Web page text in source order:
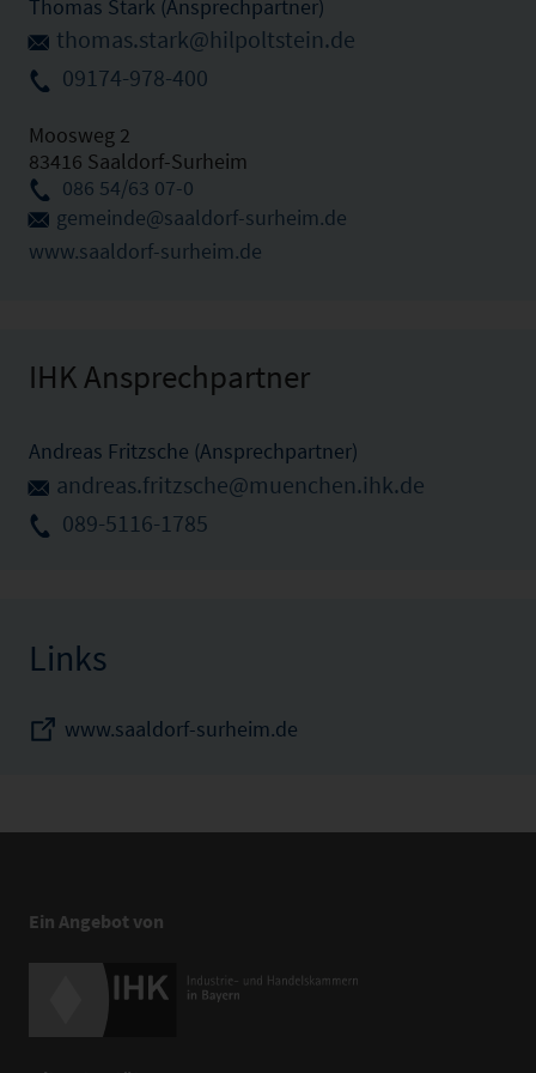
Thomas Stark (Ansprechpartner)
thomas.stark@hilpoltstein.de
09174-978-400
Moosweg 2
83416 Saaldorf-Surheim
086 54/63 07-0
gemeinde@saaldorf-surheim.de
www.saaldorf-surheim.de
IHK Ansprechpartner
Andreas Fritzsche (Ansprechpartner)
andreas.fritzsche@muenchen.ihk.de
089-5116-1785
Links
www.saaldorf-surheim.de
Ein Angebot von